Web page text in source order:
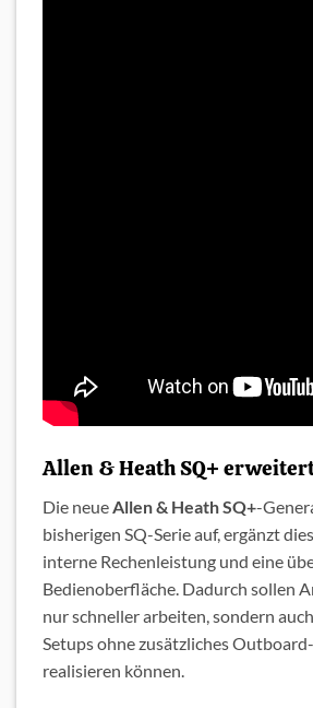
Allen & Heath SQ+
Die neue Allen & Heath SQ+-
bisherigen SQ-Serie auf, ergänzt
interne Rechenleistung und eine
Bedienoberfläche. Dadurch sollen
nur schneller arbeiten, sondern
Setups ohne zusätzliches
realisieren können.